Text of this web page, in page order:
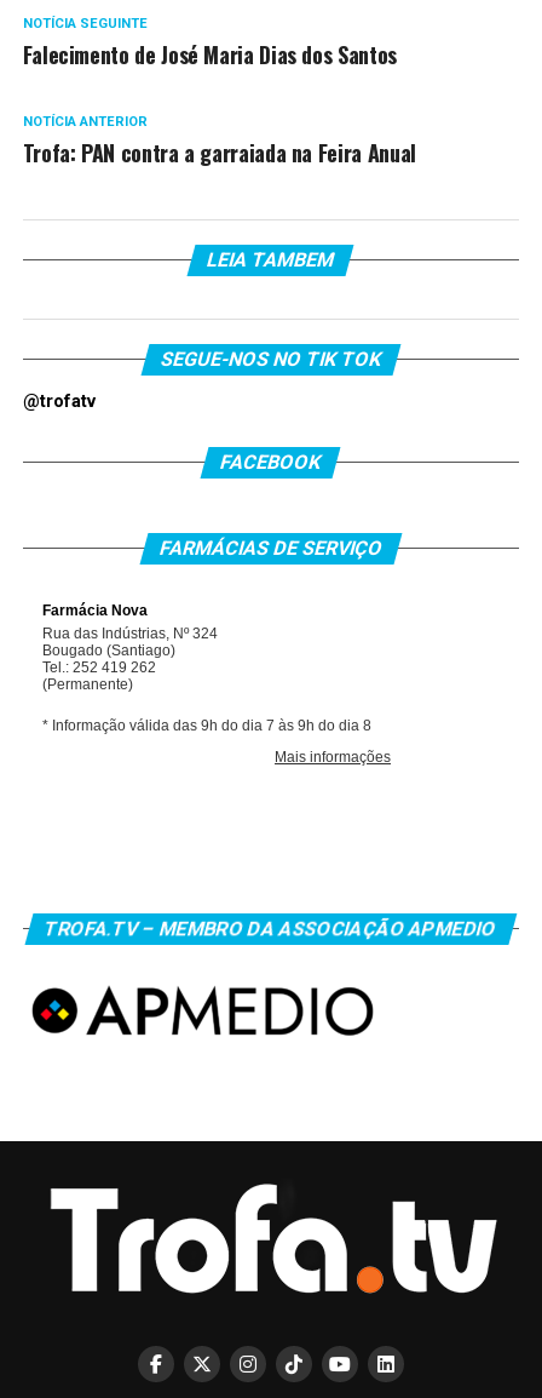
NOTÍCIA SEGUINTE
Falecimento de José Maria Dias dos Santos
NOTÍCIA ANTERIOR
Trofa: PAN contra a garraiada na Feira Anual
LEIA TAMBEM
SEGUE-NOS NO TIK TOK
@trofatv
FACEBOOK
FARMÁCIAS DE SERVIÇO
TROFA.TV – MEMBRO DA ASSOCIAÇÃO APMEDIO